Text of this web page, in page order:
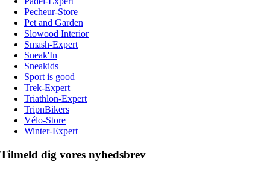
Pecheur-Store
Pet and Garden
Slowood Interior
Smash-Expert
Sneak'In
Sneakids
Sport is good
Trek-Expert
Triathlon-Expert
TripnBikers
Vélo-Store
Winter-Expert
Tilmeld dig vores nyhedsbrev